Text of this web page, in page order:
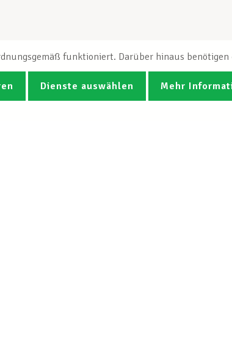
funktioniert. Darüber hinaus
Dienste auswählen Mehr